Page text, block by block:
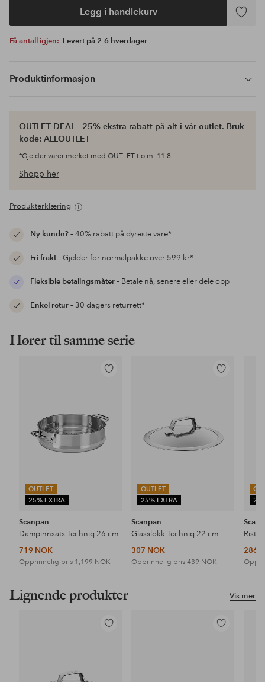
Legg i handlekurv
Legg
Få antall igjen: Levert på 2-6 hverdager
Produktinformasjon
OUTLET DEAL - 25% ekstra rabatt på alt i vår outlet. Bruk
kode: ALLOUTLET
*Gjelder varer merket med OUTLET t.o.m. 11.8.
Shopp her
Produkterklæring
Ny kunde?– 40% rabatt på dyreste vare*
Fri frakt– Gjelder for normalpakke over 599 kr*
Fleksible betalingsmåter– Betale nå, senere eller dele opp
Enkel retur– 30 dagers returrett*
Hører til samme serie
OUTLET
25% EXTRA
Legg
Scanpan
Dampinnsats Techniq 26 cm
719 NOK
Opprinnelig pris 1,199 NOK
OUTLET
25% EXTRA
Legg
Scanpan
Glasslokk Techniq 22 cm
307 NOK
Opprinnelig pris439 NOK
Rist
286
Vis mer
Lignende produkter
Legg
Legg